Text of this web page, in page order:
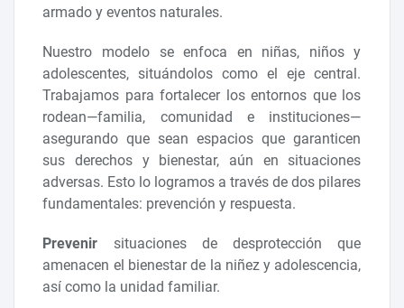
armado y eventos naturales.
Nuestro modelo se enfoca en niñas, niños y
adolescentes, situándolos como el eje central.
Trabajamos para fortalecer los entornos que los
rodean—familia, comunidad e instituciones—
asegurando que sean espacios que garanticen
sus derechos y bienestar, aún en situaciones
adversas. Esto lo logramos a través de dos pilares
fundamentales: prevención y respuesta.
Prevenir situaciones de desprotección que
amenacen el bienestar de la niñez y adolescencia,
así como la unidad familiar.